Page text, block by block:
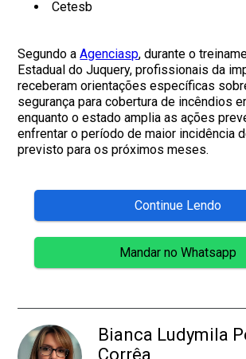
Cetesb
Segundo aAgenciasp, durante o
Estadual do Juquery, profissionais da
receberam orientações específicas
segurança para cobertura de incêndios
enquanto o estado amplia as ações
enfrentar o período de maior incidência
previsto para os próximos meses.
Continue Lendo
Mandar no Whatsapp
Bianca Ludymila
Corrêa